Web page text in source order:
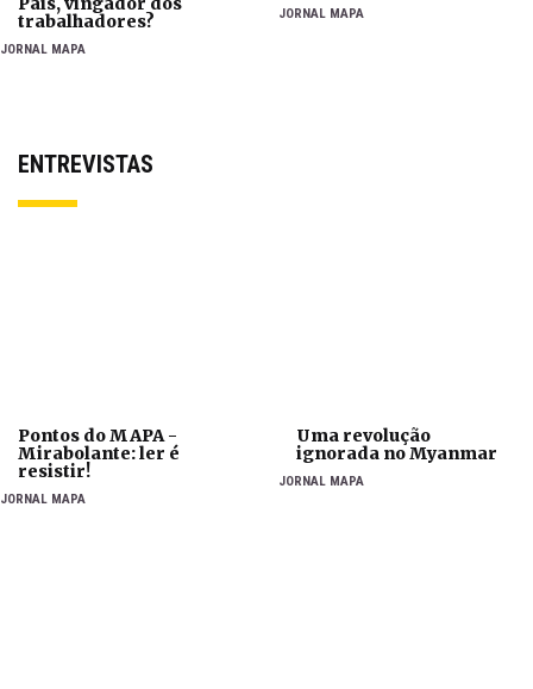
trabalhadores?
JORNAL MAPA
JORNAL MAPA
ENTREVISTAS
Pontos do MAPA -
Mirabolante: ler é
resistir!
JORNAL MAPA
Uma revolução
ignorada no Myanmar
JORNAL MAPA